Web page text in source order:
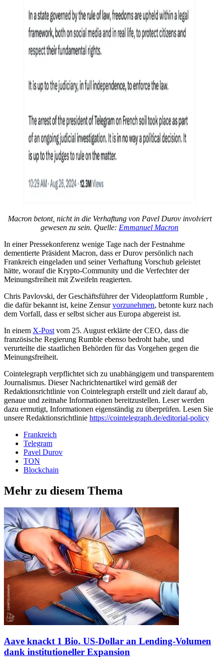
Macron betont, nicht in die Verhaftung von Pavel Durov involviert
gewesen zu sein. Quelle: Emmanuel Macron
In einer Pressekonferenz wenige Tage nach der Festnahme
dementierte Präsident Macron, dass er Durov persönlich nach
Frankreich eingeladen und seiner Verhaftung Vorschub geleistet
hätte, worauf die Krypto-Community und die Verfechter der
Meinungsfreiheit mit Zweifeln reagierten.
Chris Pavlovski, der Geschäftsführer der Videoplattform Rumble ,
die dafür bekannt ist, keine Zensurvorzunehmen, betonte kurz nach
dem Vorfall, dass er selbst sicher aus Europa abgereist ist.
In einem X-Post vom 25. August erklärte der CEO, dass die
französische Regierung Rumble ebenso bedroht habe, und
verurteilte die staatlichen Behörden für das Vorgehen gegen die
Meinungsfreiheit.
Cointelegraph verpflichtet sich zu unabhängigem und transparentem
Journalismus. Dieser Nachrichtenartikel wird gemäß der
Redaktionsrichtlinie von Cointelegraph erstellt und zielt darauf ab,
genaue und zeitnahe Informationen bereitzustellen. Leser werden
dazu ermutigt, Informationen eigenständig zu überprüfen. Lesen Sie
unsere Redaktionsrichtlinie https://cointelegraph.de/editorial-policy
Frankreich
Telegram
Pavel Durov
TON
Blockchain
Mehr zu diesem Thema
Aave knackt 1 Bio. US-Dollar an Lending-Volumen
dank institutioneller Expansion